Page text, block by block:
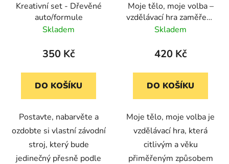
Kreativní set - Dřevěné
auto/formule
Skladem
350 Kč
DO KOŠÍKU
Postavte, nabarvěte a
ozdobte si vlastní závodní
stroj, který bude
jedinečný přesně podle
Moje tělo, moje volba –
vzdělávací hra zaměřená
na téma souhlasu a
Skladem
420 Kč
DO KOŠÍKU
Moje tělo, moje volba je
vzdělávací hra, která
citlivým a věku
přiměřeným způsobem